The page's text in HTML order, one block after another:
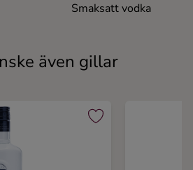
Smaksatt vodka
även gillar